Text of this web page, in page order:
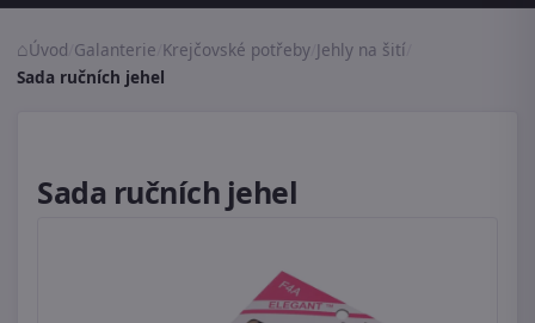
Úvod Galanterie Krejčovské potřeby Jehly na šití
Sada ručních jehel
Sada ručních jehel